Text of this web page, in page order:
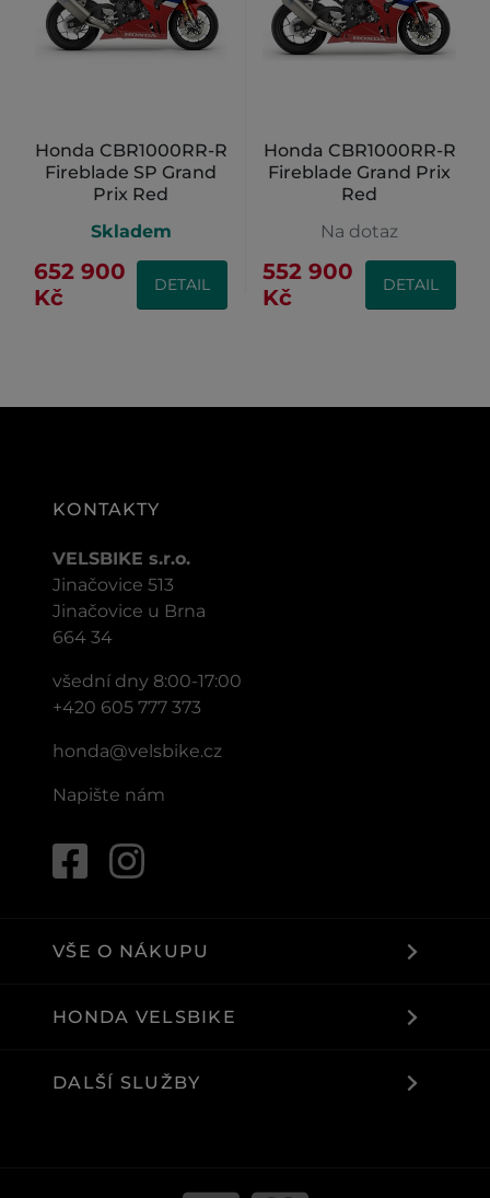
Honda CBR1000RR-R
Fireblade SP Grand
Prix Red
Skladem
652 900
Kč
DETAIL
Honda CBR1000RR-R
Fireblade Grand Prix
Red
Na dotaz
552 900
Kč
DETAIL
KONTAKTY
VELSBIKE s.r.o.
Jinačovice 513
Jinačovice u Brna
664 34
všední dny 8:00-17:00
+420 605 777 373
honda@velsbike.cz
Napište nám
VŠE O NÁKUPU
HONDA VELSBIKE
DALŠÍ SLUŽBY